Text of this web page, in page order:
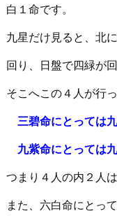
白１命です。
九星だけ見ると、北
回り、日盤で四緑が
そこへこの４人が行
三碧命にとっては
九紫命にとっては
つまり４人の内２人
また、六白命にとっ